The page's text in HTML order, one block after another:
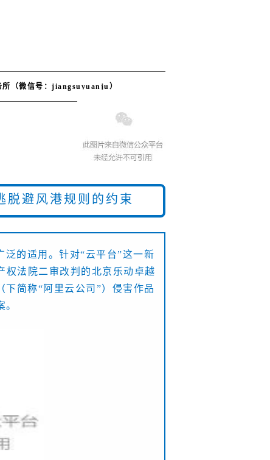
所（微信号：jiangsuyuanju）
脱避风港规则的约束
的适用。针对“云平台”这一新
权法院二审改判的北京乐动卓越
简称“阿里云公司”）侵害作品